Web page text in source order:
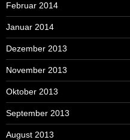
Februar 2014
Januar 2014
Dezember 2013
November 2013
Oktober 2013
September 2013
August 2013